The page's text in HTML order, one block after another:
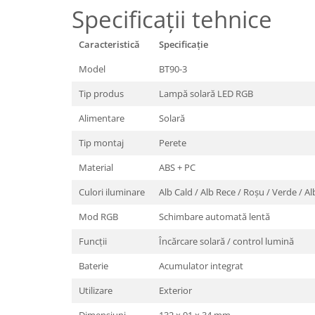
Specificații tehnice
Caracteristică
Specificație
Model
BT90-3
Tip produs
Lampă solară LED RGB
Alimentare
Solară
Tip montaj
Perete
Material
ABS + PC
Culori iluminare
Alb Cald / Alb Rece / Roșu / Verde /
Mod RGB
Schimbare automată lentă
Funcții
Încărcare solară / control lumină
Baterie
Acumulator integrat
Utilizare
Exterior